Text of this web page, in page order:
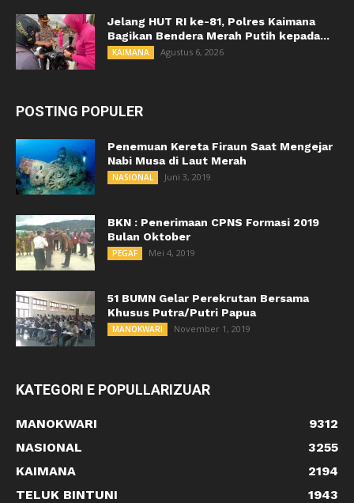
Jelang HUT RI ke-81, Polres Kaimana
Bagikan Bendera Merah Putih kepada...
KAIMANA Agustus 6, 2026
POSTING POPULER
Penemuan Kereta Firaun Saat Mengejar
Nabi Musa di Laut Merah
NASIONAL Juni 3, 2019
BKN : Penerimaan CPNS Formasi 2019
Bulan Oktober
PEGAF Mei 4, 2019
51 BUMN Gelar Perekrutan Bersama
Khusus Putra/Putri Papua
MANOKWARI November 1, 2019
KATEGORI E POPULLARIZUAR
MANOKWARI
9312
NASIONAL
3255
KAIMANA
2194
TELUK BINTUNI
1943